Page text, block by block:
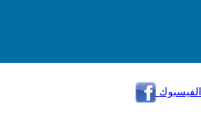
الفيسبوك